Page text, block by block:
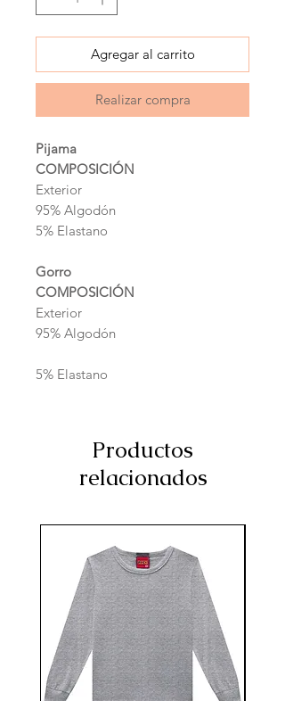
Agregar al carrito
Realizar compra
Pijama
COMPOSICIÓN
Exterior
95% Algodón
5% Elastano
Gorro
COMPOSICIÓN
Exterior
95% Algodón
5% Elastano
Productos
relacionados